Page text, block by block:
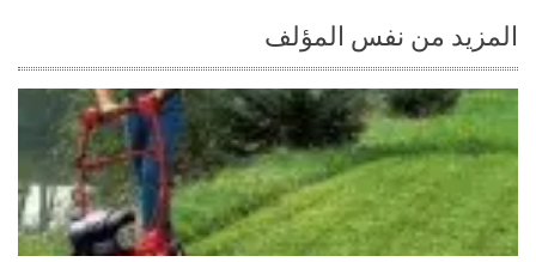
المزيد من نفس المؤلف